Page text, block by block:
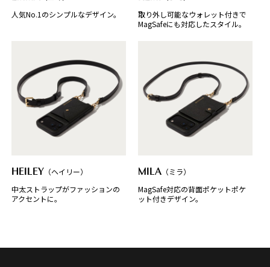
人気No.1のシンプルなデザイン。
取り外し可能なウォレット付きで
MagSafeにも対応したスタイル。
HEILEY（ヘイリー）
中太ストラップがファッションの
アクセントに。
MILA （ミラ）
MagSafe対応の背面ポケットポケ
ット付きデザイン。